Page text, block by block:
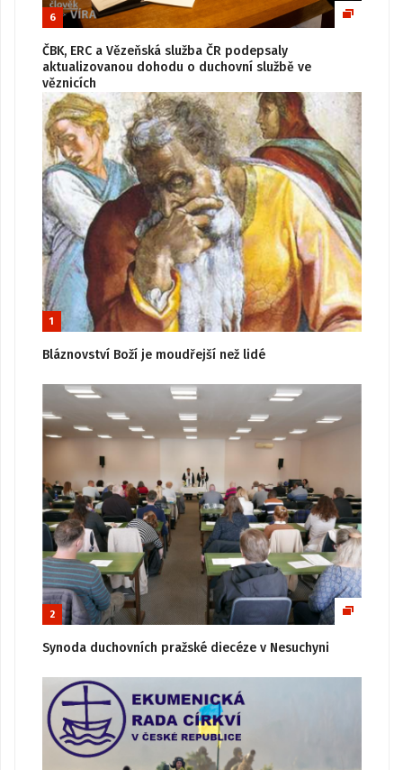
6
ČBK, ERC a Vězeňská služba ČR podepsaly
aktualizovanou dohodu o duchovní službě ve
věznicích
1
Bláznovství Boží je moudřejší než lidé
2
Synoda duchovních pražské diecéze v Nesuchyni